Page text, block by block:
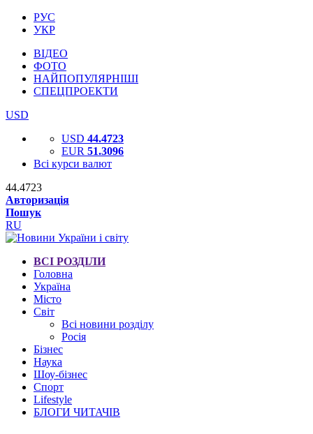
РУС
УКР
ВІДЕО
ФОТО
НАЙПОПУЛЯРНІШІ
СПЕЦПРОЕКТИ
USD
USD 44.4723
EUR 51.3096
Всі курси валют
44.4723
Авторизація
Пошук
RU
ВСІ РОЗДІЛИ
Головна
Україна
Місто
Світ
Всі новини розділу
Росія
Бізнес
Наука
Шоу-бізнес
Спорт
Lifestyle
БЛОГИ ЧИТАЧІВ